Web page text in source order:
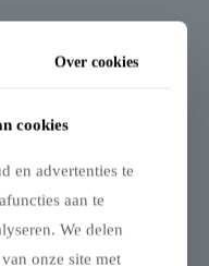
Flexxum
Beschermhoes
4 x 8m
Beschermhoes – aluminium
vouwtent 4 x 8 m (zwart)
Met deze beschermhoes
Over cookies
cookies
en advertenties te
aan te
We delen
onze site met